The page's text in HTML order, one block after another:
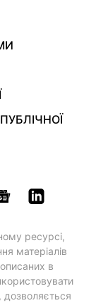
ресурсі,
матеріалів
в